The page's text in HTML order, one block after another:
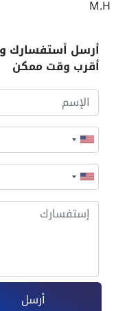
M.H
أرسل أستفسارك
أقرب وقت ممكن
أرسل